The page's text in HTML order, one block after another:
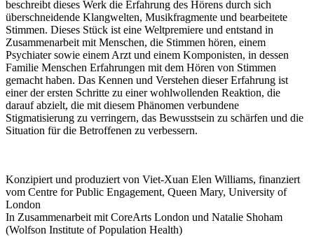
beschreibt dieses Werk die Erfahrung des Hörens durch sich
überschneidende Klangwelten, Musikfragmente und bearbeitete
Stimmen. Dieses Stück ist eine Weltpremiere und entstand in
Zusammenarbeit mit Menschen, die Stimmen hören, einem
Psychiater sowie einem Arzt und einem Komponisten, in dessen
Familie Menschen Erfahrungen mit dem Hören von Stimmen
gemacht haben. Das Kennen und Verstehen dieser Erfahrung ist
einer der ersten Schritte zu einer wohlwollenden Reaktion, die
darauf abzielt, die mit diesem Phänomen verbundene
Stigmatisierung zu verringern, das Bewusstsein zu schärfen und die
Situation für die Betroffenen zu verbessern.
Konzipiert und produziert von Viet-Xuan Elen Williams, finanziert
vom Centre for Public Engagement, Queen Mary, University of
London
In Zusammenarbeit mit CoreArts London und Natalie Shoham
(Wolfson Institute of Population Health)